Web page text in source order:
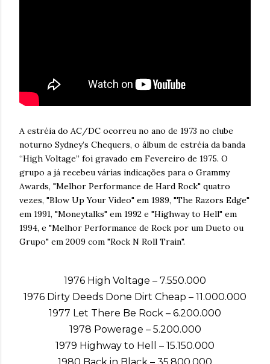
A estréia do AC/DC ocorreu no ano de 1973 no clube
noturno Sydney’s Chequers, o álbum de estréia da banda
“High Voltage” foi gravado em Fevereiro de 1975. O
grupo a já recebeu várias indicações para o Grammy
Awards, "Melhor Performance de Hard Rock" quatro
vezes, "Blow Up Your Video" em 1989, "The Razors Edge"
em 1991, "Moneytalks" em 1992 e "Highway to Hell" em
1994, e "Melhor Performance de Rock por um Dueto ou
Grupo" em 2009 com "Rock N Roll Train".
1976 High Voltage – 7.550.000
1976 Dirty Deeds Done Dirt Cheap – 11.000.000
1977 Let There Be Rock – 6.200.000
1978 Powerage – 5.200.000
1979 Highway to Hell – 15.150.000